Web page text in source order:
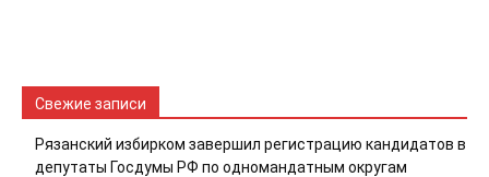
Свежие записи
Рязанский избирком завершил регистрацию кандидатов в
депутаты Госдумы РФ по одномандатным округам